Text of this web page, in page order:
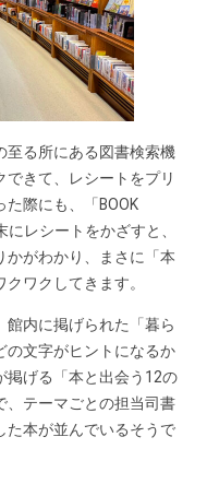
至る所にある図書検索機
きて、レシートをプリ
際にも、「BOOK
レシートをかざすと、
かがわかり、まさに「本
ワクしてきます。
内に掲げられた「暮ら
の文字がヒントになるか
掲げる「本と出会う12の
、テーマごとの担当司書
た本が並んでいるそうで